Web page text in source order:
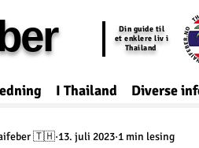
Din guide til
et enklere liv i
Thailand
I Thailand Diverse
🇹🇭 13. juli 2023 1 min lesing